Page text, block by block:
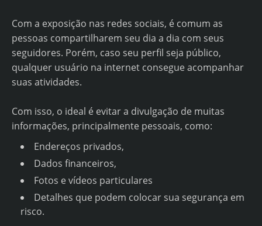
Com a exposição nas redes sociais, é comum as
pessoas compartilharem seu dia a dia com seus
seguidores. Porém, caso seu perfil seja público,
qualquer usuário na internet consegue acompanhar
suas atividades.
Com isso, o ideal é evitar a divulgação de muitas
informações, principalmente pessoais, como:
Endereços privados,
Dados financeiros,
Fotos e vídeos particulares
Detalhes que podem colocar sua segurança em
risco.